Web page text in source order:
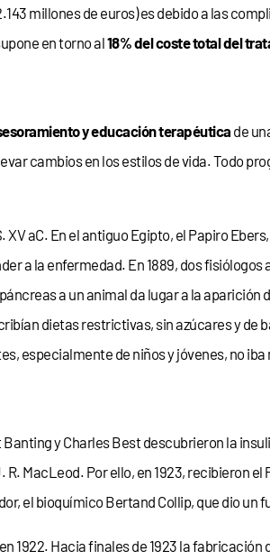
millones de euros) es debido a las
en torno al18% del coste total del
y educación terapéutica de
cambios en los estilos de vida. Todo
XV aC. En el antiguo Egipto, el Papiro
a la enfermedad. En 1889, dos
a un animal da lugar a la aparición
dietas restrictivas, sin azúcares y de
especialmente de niños y jóvenes, no iba
Banting y Charles Best descubrieron la
MacLeod. Por ello, en 1923, recibieron
el bioquímico Bertand Collip, que dio un
1922. Hacia finales de 1923 la